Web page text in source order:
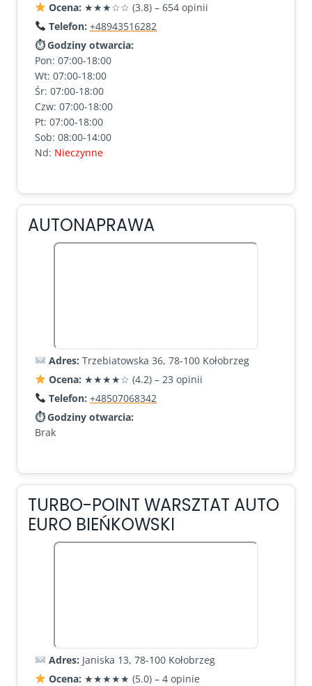
Ocena: ★★★☆☆ (3.8) – 654 opinii
Telefon: +48943516282
⏱ Godziny otwarcia:
Pon: 07:00-18:00
Wt: 07:00-18:00
Śr: 07:00-18:00
Czw: 07:00-18:00
Pt: 07:00-18:00
Sob: 08:00-14:00
Nd: Nieczynne
AUTONAPRAWA
Adres: Trzebiatowska 36, 78-100 Kołobrzeg
Ocena: ★★★★☆ (4.2) – 23 opinii
Telefon: +48507068342
⏱ Godziny otwarcia:
Brak
TURBO-POINT WARSZTAT AUTO
EURO BIEŃKOWSKI
Adres: Janiska 13, 78-100 Kołobrzeg
Ocena: ★★★★★ (5.0) – 4 opinie